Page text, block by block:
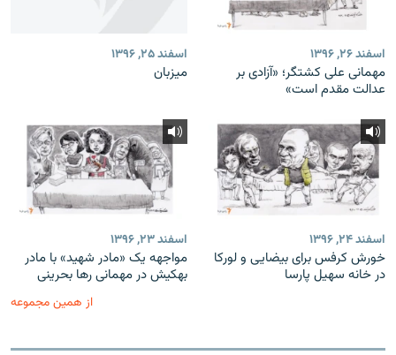
اسفند ۲۶, ۱۳۹۶
مهمانی علی کشتگر؛ «آزادی بر
عدالت مقدم است»
اسفند ۲۵, ۱۳۹۶
میزبان
اسفند ۲۴, ۱۳۹۶
خورش کرفس برای بیضایی و لورکا
در خانه سهیل پارسا
اسفند ۲۳, ۱۳۹۶
مواجهه یک «مادر شهید» با مادر
بهکیش در مهمانی رها بحرینی
از همین مجموعه